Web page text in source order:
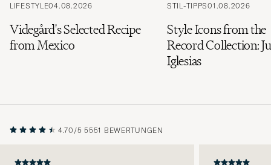
LIFESTYLE04.08.2026
Videgård's Selected Recipe
from Mexico
STIL-TIPPS01.08.2026
Style Icons from the
Record Collection:
Iglesias
4.70/5 5551 BEWERTUNGEN